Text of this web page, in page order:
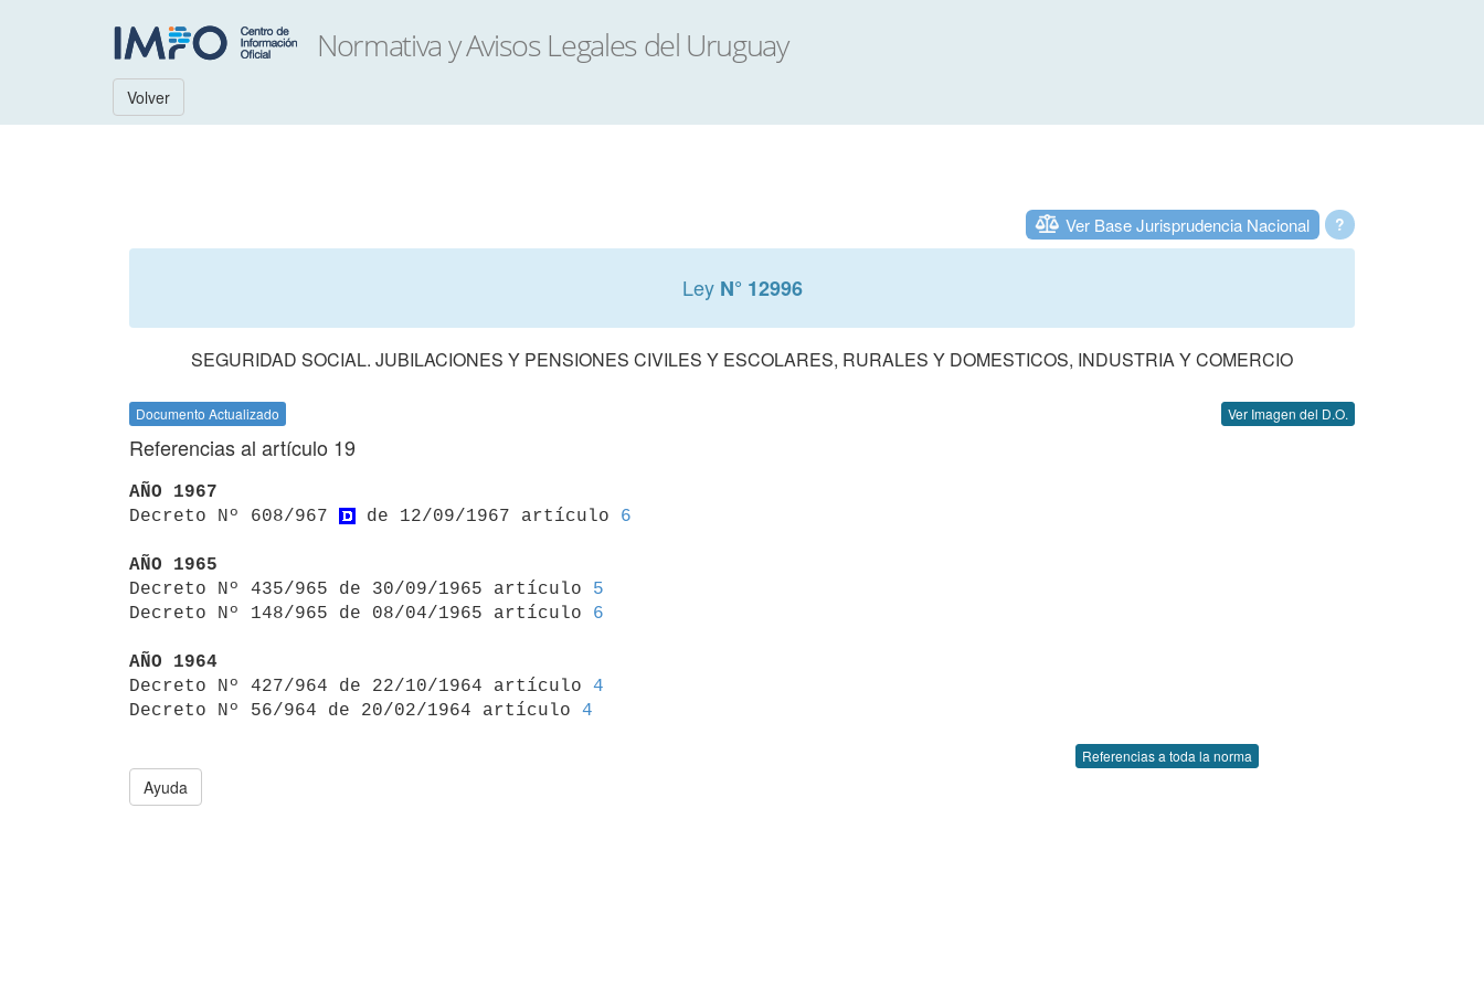
Volver
?
Ver Base Jurisprudencia Nacional
Ley N° 12996
SEGURIDAD SOCIAL. JUBILACIONES Y PENSIONES CIVILES Y ESCOLARES, RURALES Y DOMESTICOS, INDUSTRIA Y COMERCIO
Documento Actualizado Ver Imagen del D.O.
Referencias al artículo 19
AÑO 1967
Decreto Nº 608/967
de 12/09/1967 artículo 6
AÑO 1965
Decreto Nº 435/965 de 30/09/1965 artículo 5
Decreto Nº 148/965 de 08/04/1965 artículo 6
AÑO 1964
Decreto Nº 427/964 de 22/10/1964 artículo 4
Decreto Nº 56/964 de 20/02/1964 artículo 4
Referencias a toda la norma
Ayuda